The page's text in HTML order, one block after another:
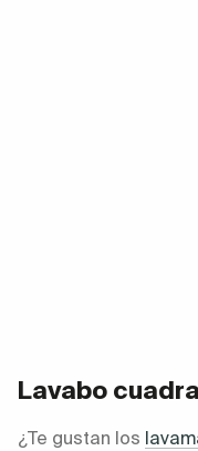
Lavabo
¿Te gustan los